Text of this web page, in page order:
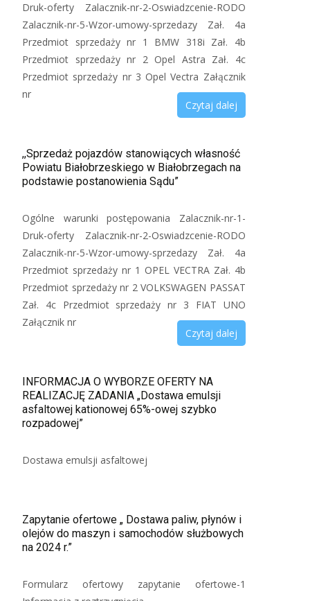
Druk-oferty Zalacznik-nr-2-Oswiadzcenie-RODO
Zalacznik-nr-5-Wzor-umowy-sprzedazy Zał. 4a
Przedmiot sprzedaży nr 1 BMW 318i Zał. 4b
Przedmiot sprzedaży nr 2 Opel Astra Zał. 4c
Przedmiot sprzedaży nr 3 Opel Vectra Załącznik
nr
Czytaj dalej
,,Sprzedaż pojazdów stanowiących własność
Powiatu Białobrzeskiego w Białobrzegach na
podstawie postanowienia Sądu”
Ogólne warunki postępowania Zalacznik-nr-1-
Druk-oferty Zalacznik-nr-2-Oswiadzcenie-RODO
Zalacznik-nr-5-Wzor-umowy-sprzedazy Zał. 4a
Przedmiot sprzedaży nr 1 OPEL VECTRA Zał. 4b
Przedmiot sprzedaży nr 2 VOLKSWAGEN PASSAT
Zał. 4c Przedmiot sprzedaży nr 3 FIAT UNO
Załącznik nr
Czytaj dalej
INFORMACJA O WYBORZE OFERTY NA
REALIZACJĘ ZADANIA „Dostawa emulsji
asfaltowej kationowej 65%-owej szybko
rozpadowej”
Dostawa emulsji asfaltowej
Zapytanie ofertowe „ Dostawa paliw, płynów i
olejów do maszyn i samochodów służbowych
na 2024 r.”
Formularz ofertowy zapytanie ofertowe-1